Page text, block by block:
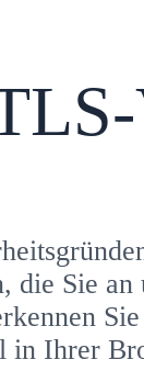
die Sie
in Ihrer